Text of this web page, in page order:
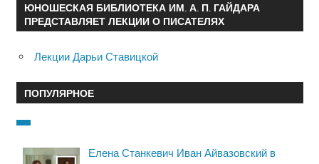
ЮНОШЕСКАЯ БИБЛИОТЕКА ИМ. А. П. ГАЙДАРА
ПРЕДСТАВЛЯЕТ ЛЕКЦИИ О ПИСАТЕЛЯХ
Лекции Дарьи Ставицкой
ПОПУЛЯРНОЕ
Елена Станкевич Иван Айвазовский в